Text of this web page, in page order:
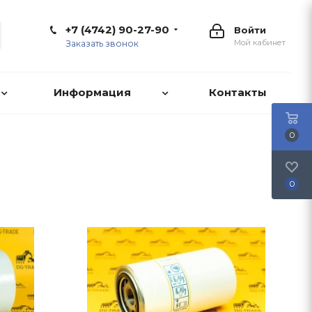
Войти
Мой кабинет
+7 (4742) 90-27-90
Заказать звонок
Информация Контакты
0
0